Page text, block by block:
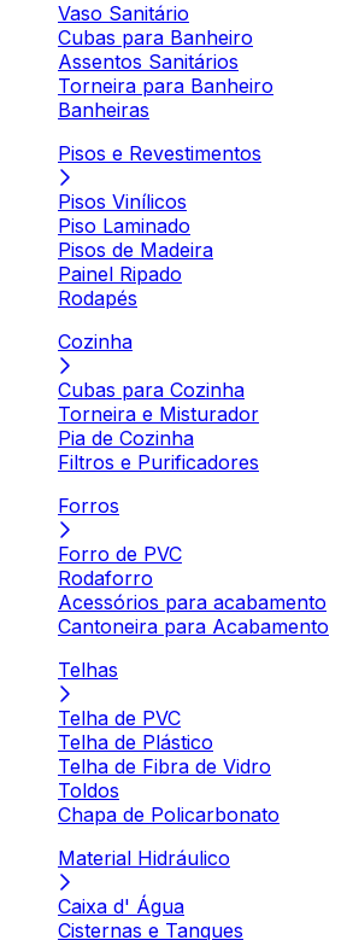
Vaso Sanitário
Cubas para Banheiro
Assentos Sanitários
Torneira para Banheiro
Banheiras
Pisos e Revestimentos
Pisos Vinílicos
Piso Laminado
Pisos de Madeira
Painel Ripado
Rodapés
Cozinha
Cubas para Cozinha
Torneira e Misturador
Pia de Cozinha
Filtros e Purificadores
Forros
Forro de PVC
Rodaforro
Acessórios para acabamento
Cantoneira para Acabamento
Telhas
Telha de PVC
Telha de Plástico
Telha de Fibra de Vidro
Toldos
Chapa de Policarbonato
Material Hidráulico
Caixa d' Água
Cisternas e Tanques